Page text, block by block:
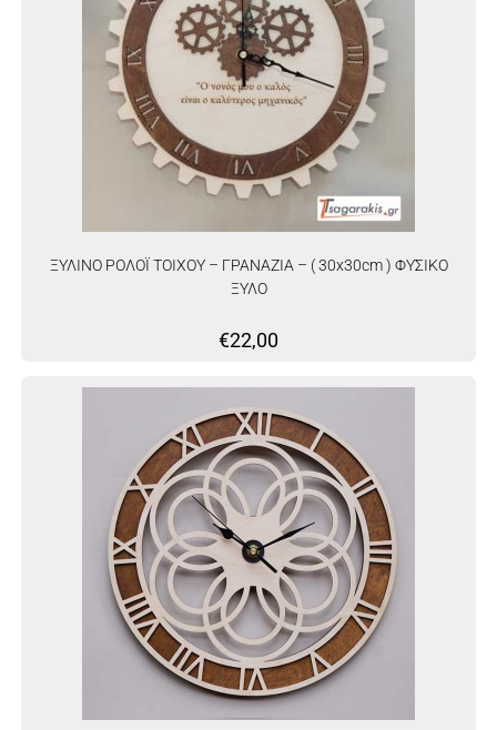
ΞΥΛΙΝΟ ΡΟΛΟΪ ΤΟΙΧΟΥ – ΓΡΑΝΑΖΙΑ – ( 30x30cm ) ΦΥΣΙΚΟ
ΞΥΛΟ
€22,00